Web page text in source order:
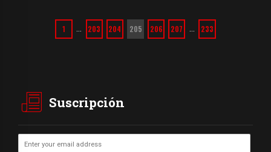
1 … 203 204 205 206 207 … 233
Suscripción